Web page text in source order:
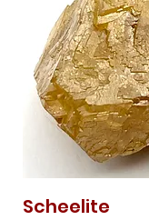
Scheelite